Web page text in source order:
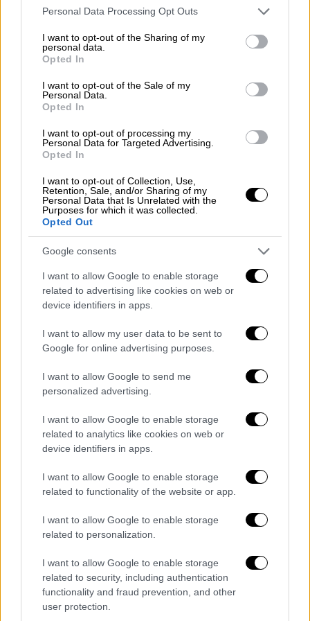
Please note that this website/app uses one or more Google
not limited to your visit or usage behaviour. You may click to
grant or deny consent to Google and its third-party tags to
use your data for below specified purposes in below Google
consent section.
Personal Data Processing Opt Outs
I want to opt-out of the Sharing of my
personal data.
Opted In
I want to opt-out of the Sale of my
Personal Data.
Opted In
I want to opt-out of processing my
Personal Data for Targeted Advertising.
Opted In
I want to opt-out of Collection, Use,
Retention, Sale, and/or Sharing of my
Personal Data that Is Unrelated with the
Purposes for which it was collected.
Opted Out
Google consents
I want to allow Google to enable storage
related to advertising like cookies on web or
device identifiers in apps.
I want to allow my user data to be sent to
Google for online advertising purposes.
I want to allow Google to send me
personalized advertising.
I want to allow Google to enable storage
related to analytics like cookies on web or
device identifiers in apps.
I want to allow Google to enable storage
related to functionality of the website or app.
I want to allow Google to enable storage
related to personalization.
I want to allow Google to enable storage
related to security, including authentication
functionality and fraud prevention, and other
user protection.
Μάλιστα, ο συγκεκριμένος
εργολάβος έχτιζε
συγκεκριμένο κτίριο, κάποιοι ήθελα
ν να μη
γίνουν πολεοδομικές έρευνες
Εσωτερικών Υποθέσεων βρέθηκε στο νησί.
Αφότου πήραν κατάθεση από τον εργολάβο,
κατάσχεσαν τα κινητά τηλέφωνα του
αστυνομικού. Δεν κατέστη δυνατό να
προσαγάγουν τον ίδιο τον αστυνομικό στο
πλαίσιο του αυτοφώρουκαθώς, εκείνο το
διάστημα, δε βρισκόταν στο νησί, αλλά για
μεταγωγή στην Αθήνα.
Σε βάρος του, ωστόσο,έχει σχηματιστεί
η οποία και θα μεταβιβαστεί
στις εισαγγελικές Αρχές. Όπως αναφέρουν
από τους Αδιάφθορους, το πιο κρίσιμο, είναι
να ανακτηθούν όλα τα μηνύματα
από το
τηλέφωνο του αστυνομικού. Τέλος,
έφοδος
αστυνομικός στη Μύκονο. Εκεί βρέθηκε το
χρηματικό ποσό των 28 χιλιάδων ευρώ
δεύτερη εργασία.
video